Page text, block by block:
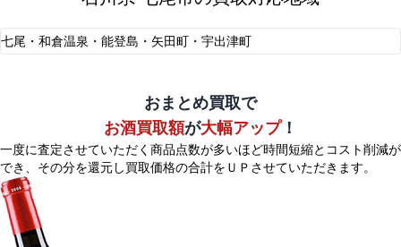
七尾・和倉温泉・能登島・矢田町・宇出津町
おまとめ買取で
お酒買取額が大幅アップ！
一度に査定させていただく商品点数が多いほど時間短縮とコスト削減が
でき、 その分を還元し買取価格の合計をＵＰさせていただきます。